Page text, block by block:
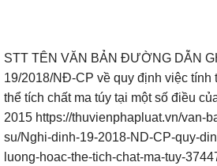
STT TÊN VĂN BẢN ĐƯỜNG DẪN
19/2018/NĐ-CP về quy định việc
thể tích chất ma túy tại một số điều
2015 https://thuvienphapluat.vn/van-
su/Nghi-dinh-19-2018-ND-CP-quy-
luong-hoac-the-tich-chat-ma-tuy-